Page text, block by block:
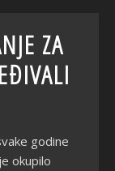
ZA
godine
okupilo